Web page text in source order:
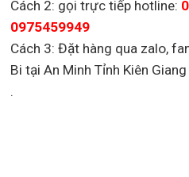
Cách 2: gọi trực tiếp hotline:
0975459949
Cách 3: Đặt hàng qua zalo,
Bi tại An Minh Tỉnh Kiên Giang
.